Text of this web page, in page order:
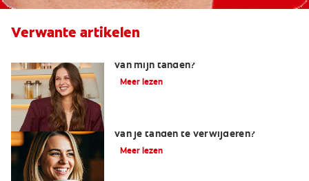
Verwante artikelen
van mijn tanden?
Meer lezen
van je tanden te verwijderen?
Meer lezen